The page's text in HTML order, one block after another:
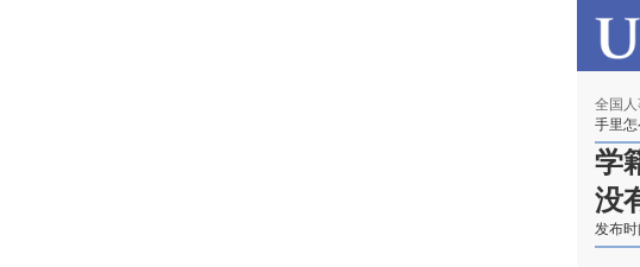
全国
手里
学
没
发布